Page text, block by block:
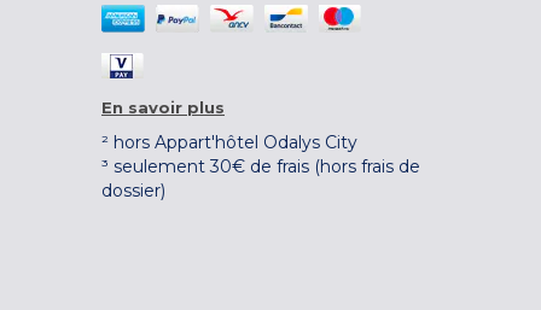
En savoir plus
² hors Appart'hôtel Odalys City
³ seulement 30€ de frais (hors frais de
dossier)